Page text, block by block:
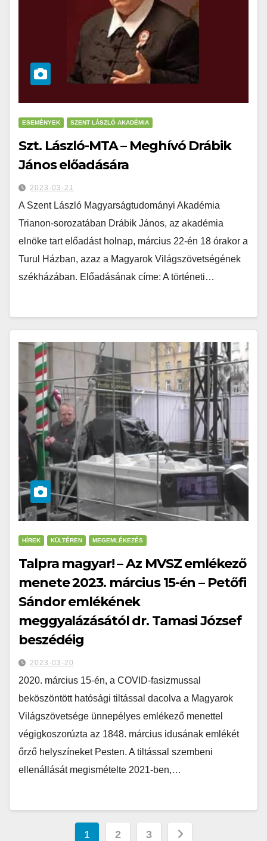
ESEMÉNYEK SZENT LÁSZLÓ AKADÉMIA
Szt. László-MTA – Meghívó Drábik
János előadására
2023-03-21
A Szent László Magyarságtudományi Akadémia
Trianon-sorozatában Drábik János, az akadémia
elnöke tart előadást holnap, március 22-én 18 órakor a
Turul Házban, azaz a Magyarok Világszövetségének
székházában. Előadásának címe: A történeti…
HÍREK KÜLTÉREN MEGEMLÉKEZÉS
Talpra magyar! – Az MVSZ emlékező
menete 2023. március 15-én – Petőfi
Sándor emlékének
meggyalázásától dr. Tamasi József
beszédéig
2023-03-20
2020. március 15-én, a COVID-fasizmussal
beköszöntött hatósági tiltással dacolva a Magyarok
Világszövetsége ünnepélyes emlékező menettel
végigkoszorúzta az 1848. március idusának emlékét
őrző helyszíneket Pesten. A tiltással szembeni
ellenállását megismételte 2021-ben,…
1 2 3